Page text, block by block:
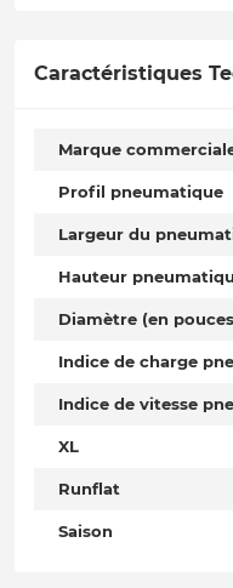
Caractéristiques
Marque
Profil pneumatique
Largeur du
Hauteur
Diamètre (en
Indice de charge
Indice de vitesse
XL
Runflat
Saison